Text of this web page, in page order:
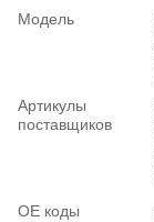
Модель
Артикулы
поставщиков
ОЕ коды